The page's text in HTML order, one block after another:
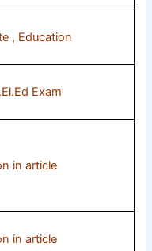
, Education
Exam
in article
in article